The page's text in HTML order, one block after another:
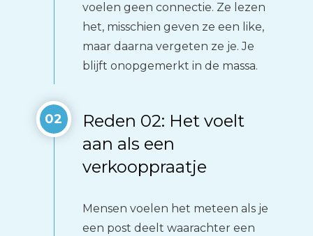
voelen geen connectie. Ze lezen
het, misschien geven ze een like,
maar daarna vergeten ze je. Je
blijft onopgemerkt in de massa.
02
Reden 02: Het voelt
aan als een
verkooppraatje
Mensen voelen het meteen als je
een post deelt waarachter een